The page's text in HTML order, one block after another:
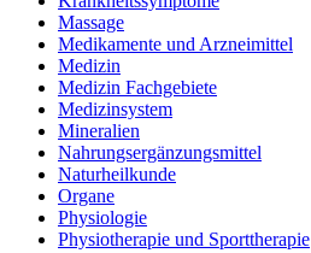
Massage
Medikamente und Arzneimittel
Medizin
Medizin Fachgebiete
Medizinsystem
Mineralien
Nahrungsergänzungsmittel
Naturheilkunde
Organe
Physiologie
Physiotherapie und Sporttherapie